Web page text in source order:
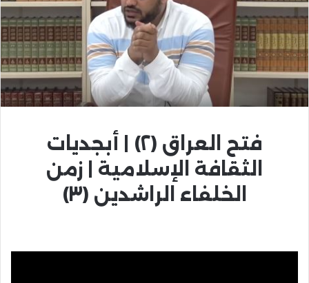
فتح العراق (٢) | أبجديات
الثقافة الإسلامية | زمن
الخلفاء الراشدين (٣)